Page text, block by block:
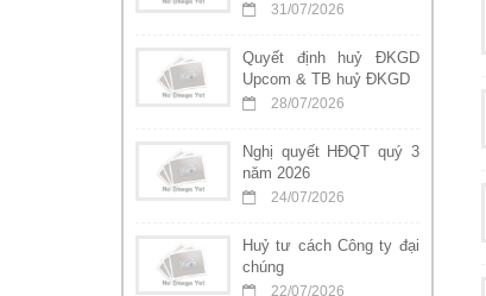
31/07/2026
Quyết định huỷ ĐKGD
Upcom & TB huỷ ĐKGD
28/07/2026
Nghị quyết HĐQT quý 3
năm 2026
24/07/2026
Huỷ tư cách Công ty đại
chúng
22/07/2026